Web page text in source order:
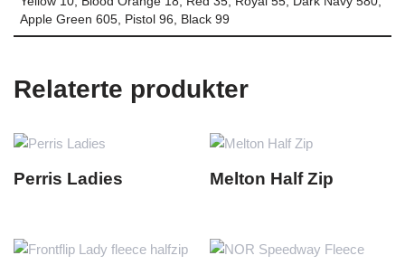
Apple Green 605, Pistol 96, Black 99
Relaterte produkter
Perris Ladies Melton Half Zip